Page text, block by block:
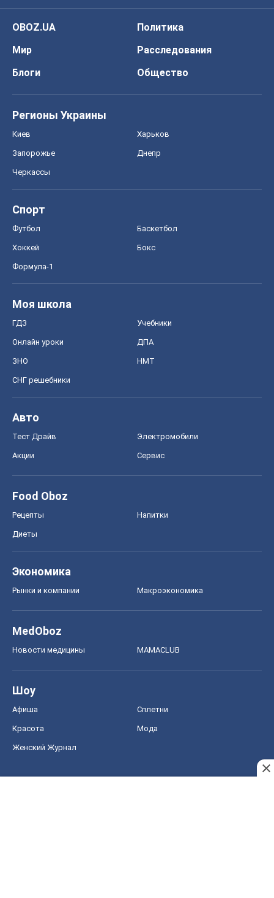
OBOZ.UA
Политика
Мир
Расследования
Блоги
Общество
Регионы Украины
Киев Харьков
Запорожье Днепр
Черкассы
Спорт
Футбол Баскетбол
Хоккей Бокс
Формула-1
Моя школа
ГДЗ Учебники
Онлайн уроки ДПА
ЗНО НМТ
СНГ решебники
Авто
Тест Драйв Электромобили
Акции Сервис
Food Oboz
Рецепты Напитки
Диеты
Экономика
Рынки и компании Mакроэкономика
MedOboz
Новости медицины MAMACLUB
Шоу
Афиша Сплетни
Красота Мода
Женский Журнал